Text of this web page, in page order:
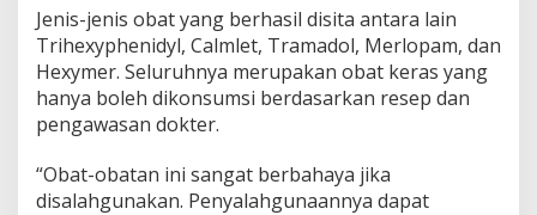
l
0
2
5
Jenis-jenis obat yang berhasil disita antara lain
Trihexyphenidyl, Calmlet, Tramadol, Merlopam, dan
Hexymer. Seluruhnya merupakan obat keras yang
hanya boleh dikonsumsi berdasarkan resep dan
pengawasan dokter.
“Obat-obatan ini sangat berbahaya jika
disalahgunakan. Penyalahgunaannya dapat